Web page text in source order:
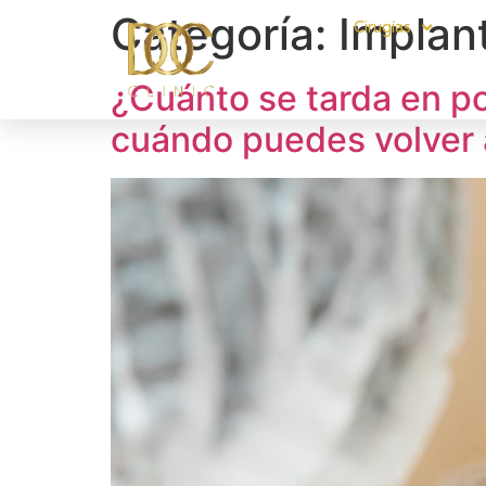
Cirugías
Categoría:
¿Cuánto se tarda en
cuándo puedes